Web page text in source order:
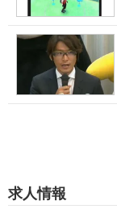
求人情報